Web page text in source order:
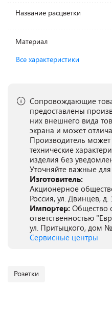
Название расцветки
Материал
Все характеристики
Сопровождающие
предоставлены
них внешнего вида
экрана и может
Производитель
технические
изделия без
Уточняйте важные
Изготовитель:
Акционерное
Россия, ул. Двинцев,
Импортер: Общество
ответственностью
ул. Притыцкого, дом
Сервисные центры
Розетки